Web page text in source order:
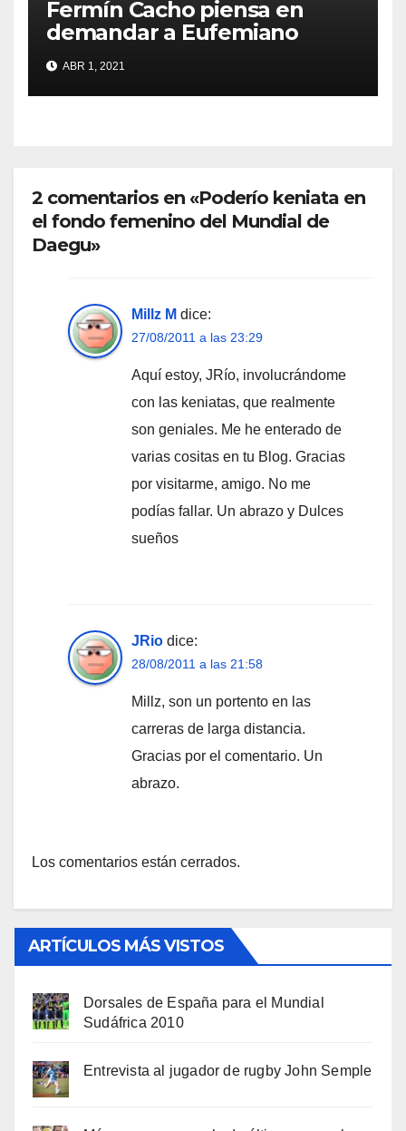
Fermín Cacho piensa en
demandar a Eufemiano
Fuentes
ABR 1, 2021
2 comentarios en «Poderío keniata en
el fondo femenino del Mundial de
Daegu»
Millz M dice:
27/08/2011 a las 23:29
Aquí estoy, JRío, involucrándome
con las keniatas, que realmente
son geniales. Me he enterado de
varias cositas en tu Blog. Gracias
por visitarme, amigo. No me
podías fallar. Un abrazo y Dulces
sueños
JRio dice:
28/08/2011 a las 21:58
Millz, son un portento en las
carreras de larga distancia.
Gracias por el comentario. Un
abrazo.
Los comentarios están cerrados.
ARTÍCULOS MÁS VISTOS
Dorsales de España para el Mundial
Sudáfrica 2010
Entrevista al jugador de rugby John Semple